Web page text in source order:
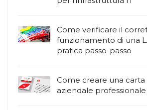
Come verificare il
funzionamento di una
pratica passo-passo
Come creare una carta
aziendale professionale